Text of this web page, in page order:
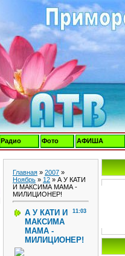
Радио Фото АФИША
Главная » 2007 »
Ноябрь » 12 » А У КАТИ
И МАКСИМА МАМА -
МИЛИЦИОНЕР!
11:03
А У КАТИ И
МАКСИМА
МАМА -
МИЛИЦИОНЕР!